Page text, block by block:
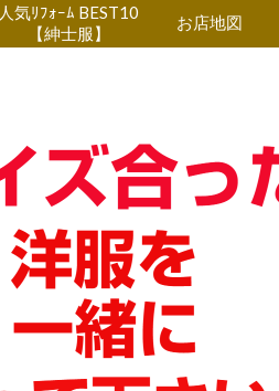
人気ﾘﾌｫｰﾑ BEST10
【紳士服】
お店地図